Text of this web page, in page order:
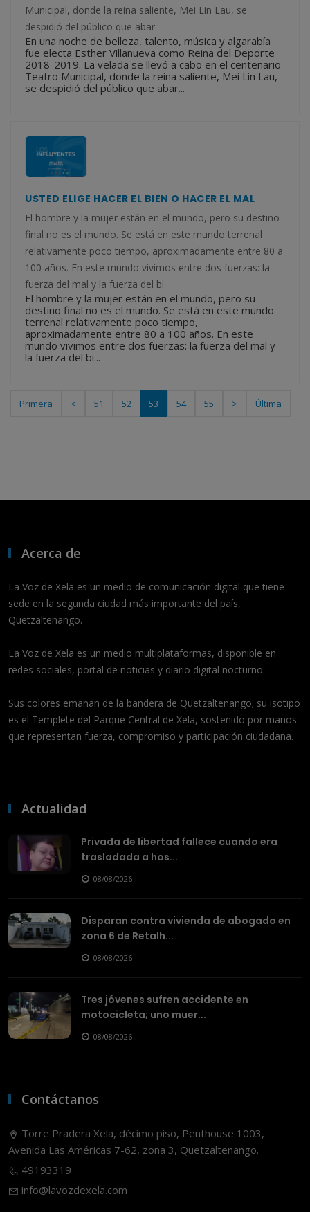
Municipal, donde la reina saliente, Mei Lin Lau, se
despidió del público que abar
En una noche de belleza, talento, música y algarabía
fue electa Esther Villanueva como Reina del Deporte
2018-2019. La velada se llevó a cabo en el centenario
Teatro Municipal, donde la reina saliente, Mei Lin Lau,
se despidió del público que abar...
USTED ELIGE HACER EL BIEN O HACER EL MAL
El hombre y la mujer están en el mundo, pero su destino
final no es el mundo. Se está en este mundo terrenal
relativamente poco tiempo, aproximadamente entre 80 a
100 años. En este mundo vivimos entre dos fuerzas: la
fuerza del mal y la fuerza del bi
El hombre y la mujer están en el mundo, pero su
destino final no es el mundo. Se está en este mundo
terrenal relativamente poco tiempo,
aproximadamente entre 80 a 100 años. En este
mundo vivimos entre dos fuerzas: la fuerza del mal y
la fuerza del bi...
Primera < 51 52 53 54 55 > Última
Acerca de
La Voz de Xela es un medio de comunicación digital que tiene
sede en la segunda ciudad más importante del país,
Quetzaltenango.
La Voz de Xela es un medio multiplataformas, disponible en
redes sociales, portal de noticias y diario digital nocturno.
Sus colores emanan de la bandera de Quetzaltenango; su isotipo
es el Templete del Parque Central de Xela, sostenido por manos
que representan fuerza, compromiso y participación ciudadana.
Actualidad
Privada de libertad fallece cuando era
trasladada a hos...
08/08/2026
Disparan contra vivienda de abogado en
zona 6 de Retalh...
08/08/2026
Tres jóvenes sufren accidente en
motocicleta; uno muer...
08/08/2026
Contáctanos
Torre Pradera Xela, décimo piso, Penthouse 1003,
Avenida Las Américas 7-62, zona 3, Quetzaltenango.
49193319
info@lavozdexela.com